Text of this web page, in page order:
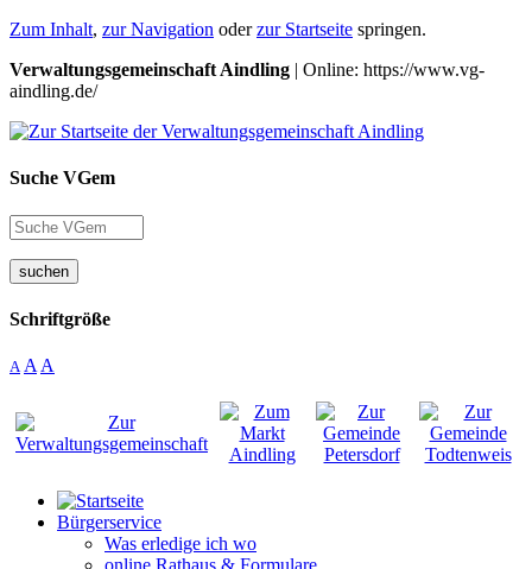
Zum Inhalt, zur Navigation oderzur Startseite springen.
Verwaltungsgemeinschaft Aindling | Online: https://www.vg-
aindling.de/
Suche VGem
suchen
Schriftgröße
A A A
Bürgerservice
Was erledige ich wo
online Rathaus & Formulare